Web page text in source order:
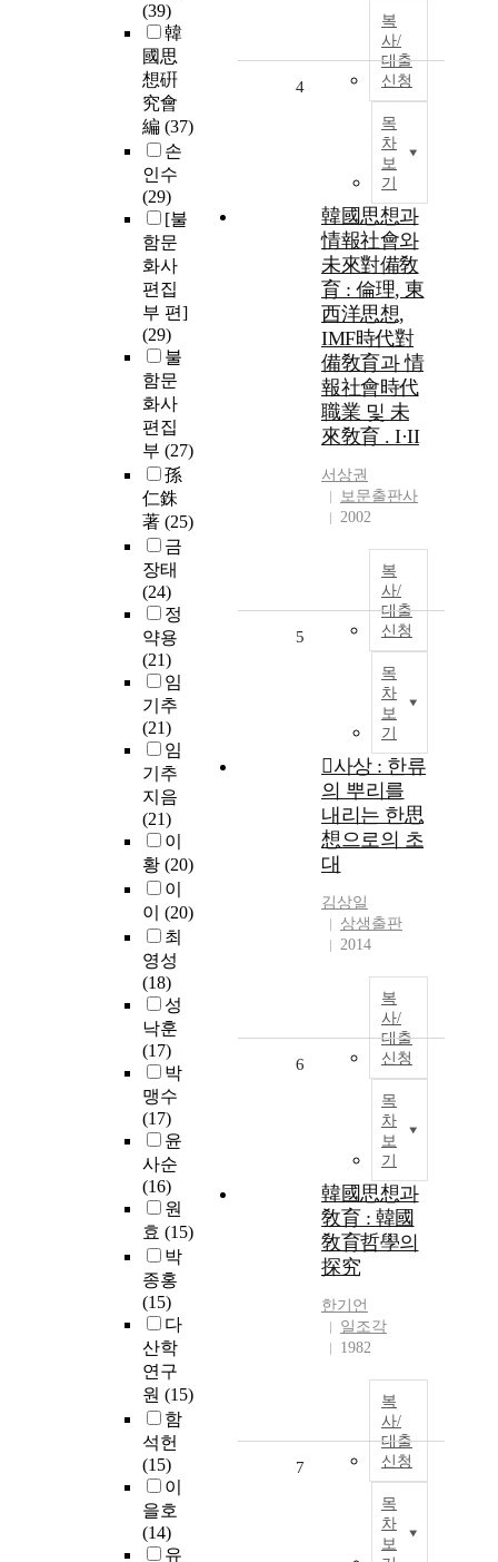
(39)
韓
國思
想硏
究會
編 (37)
손
인수
(29)
[불
함문
화사
편집
부 편]
(29)
불
함문
화사
편집
부 (27)
孫
仁銖
著 (25)
금
장태
(24)
정
약용
(21)
임
기추
(21)
임
기추
지음
(21)
이
황 (20)
이
이 (20)
최
영성
(18)
성
낙훈
(17)
박
맹수
(17)
윤
사순
(16)
원
효 (15)
박
종홍
(15)
다
산학
연구
원 (15)
함
석헌
(15)
이
을호
(14)
유
복
사/
대출
신청
목
차
보
기
4
韓國思想과
情報社會와
未來對備敎
育 : 倫理, 東
西洋思想,
IMF時代對
備敎育과 情
報社會時代
職業 및 未
來敎育 . I·II
서상권
보문출판사
2002
복
사/
대출
신청
목
차
보
기
5
사상 : 한류
의 뿌리를
내리는 한思
想으로의 초
대
김상일
상생출판
2014
복
사/
대출
신청
목
차
보
기
6
韓國思想과
敎育 : 韓國
敎育哲學의
探究
한기언
일조각
1982
복
사/
대출
신청
목
차
보
7